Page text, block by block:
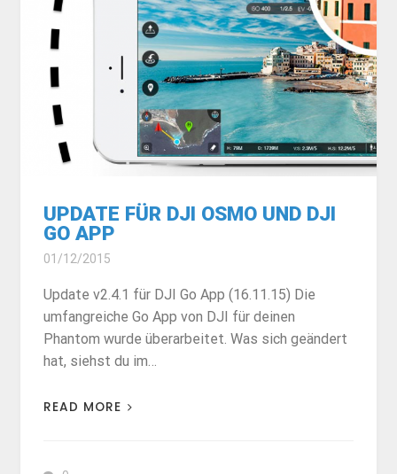
UPDATE FÜR DJI OSMO UND DJI
GO APP
01/12/2015
Update v2.4.1 für DJI Go App (16.11.15) Die
umfangreiche Go App von DJI für deinen
Phantom wurde überarbeitet. Was sich geändert
hat, siehst du im…
READ MORE